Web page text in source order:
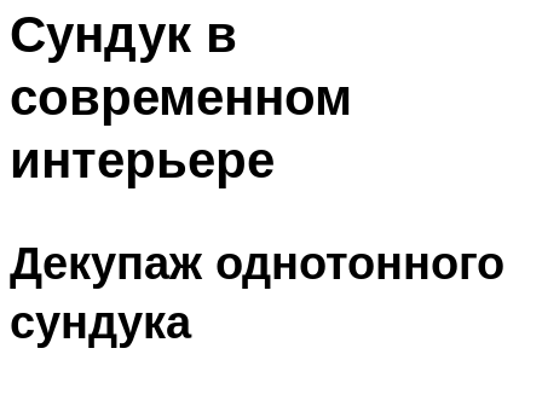
Сундук в
современном
интерьере
Декупаж однотонного
сундука